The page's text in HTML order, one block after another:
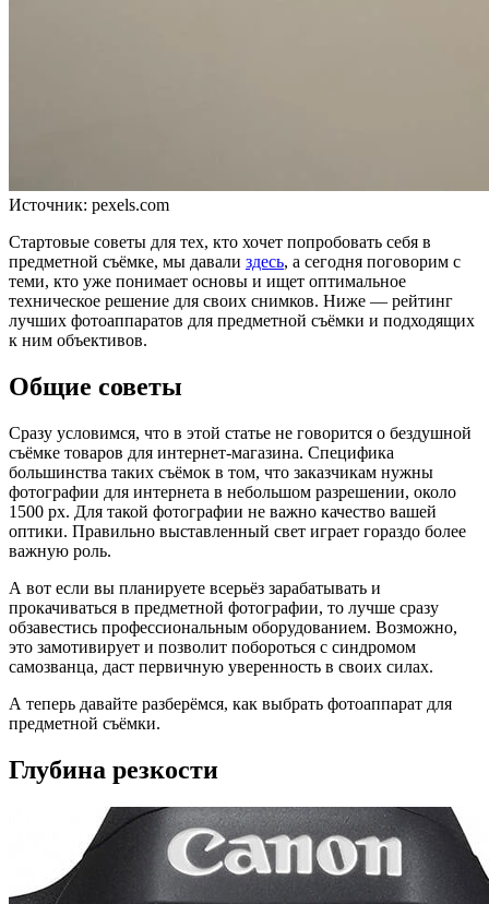
Источник: pexels.com
Стартовые советы для тех, кто хочет попробовать себя в
предметной съёмке, мы давали здесь, а сегодня поговорим с
теми, кто уже понимает основы и ищет оптимальное
техническое решение для своих снимков. Ниже — рейтинг
лучших фотоаппаратов для предметной съёмки и подходящих
к ним объективов.
Общие советы
Сразу условимся, что в этой статье не говорится о бездушной
съёмке товаров для интернет-магазина. Специфика
большинства таких съёмок в том, что заказчикам нужны
фотографии для интернета в небольшом разрешении, около
1500 px. Для такой фотографии не важно качество вашей
оптики. Правильно выставленный свет играет гораздо более
важную роль.
А вот если вы планируете всерьёз зарабатывать и
прокачиваться в предметной фотографии, то лучше сразу
обзавестись профессиональным оборудованием. Возможно,
это замотивирует и позволит побороться с синдромом
самозванца, даст первичную уверенность в своих силах.
А теперь давайте разберёмся, как выбрать фотоаппарат для
предметной съёмки.
Глубина резкости